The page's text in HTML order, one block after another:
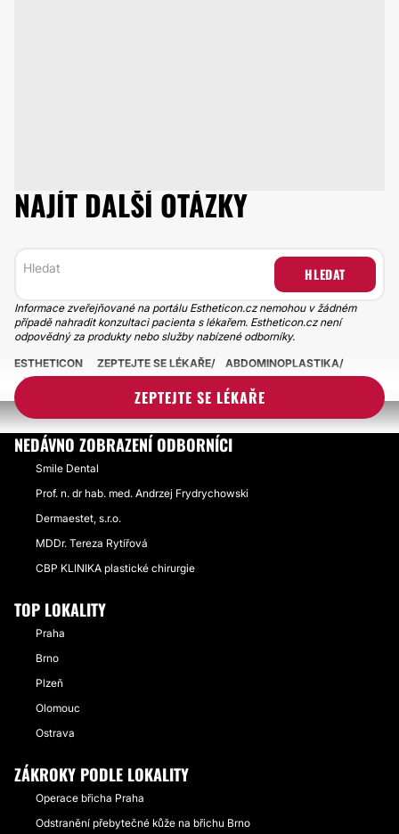
NAJÍT DALŠÍ OTÁZKY
HLEDAT
Informace zveřejňované na portálu Estheticon.cz nemohou v žádném
případě nahradit konzultaci pacienta s lékařem. Estheticon.cz není
odpovědný za produkty nebo služby nabízené odborníky.
ZEPTEJTE SE LÉKAŘE
ESTHETICON ZEPTEJTE SE LÉKAŘE
ABDOMINOPLASTIKA
ABDOMINOPLASTIKA S KYLOU
NEDÁVNO ZOBRAZENÍ ODBORNÍCI
Smile Dental
Prof. n. dr hab. med. Andrzej Frydrychowski
Dermaestet, s.r.o.
MDDr. Tereza Rytířová
CBP KLINIKA plastické chirurgie
TOP LOKALITY
Praha
Brno
Plzeň
Olomouc
Ostrava
ZÁKROKY PODLE LOKALITY
Operace břicha Praha
Odstranění přebytečné kůže na břichu Brno